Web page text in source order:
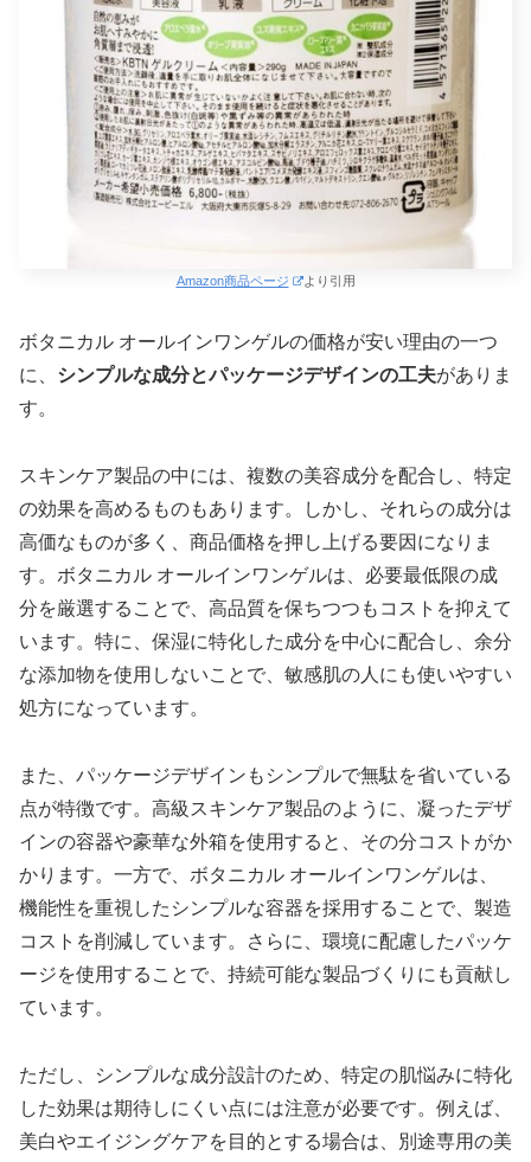
Amazon商品ページ より引用
ボタニカル オールインワンゲルの価格が安い理由の一つ
に、 シンプルな成分とパッケージデザインの工夫がありま
す。
スキンケア製品の中には、複数の美容成分を配合し、特定
の効果を高めるものもあります。しかし、それらの成分は
高価なものが多く、商品価格を押し上げる要因になりま
す。ボタニカル オールインワンゲルは、必要最低限の成
分を厳選することで、高品質を保ちつつもコストを抑えて
います。特に、保湿に特化した成分を中心に配合し、余分
な添加物を使用しないことで、敏感肌の人にも使いやすい
処方になっています。
また、パッケージデザインもシンプルで無駄を省いている
点が特徴です。高級スキンケア製品のように、凝ったデザ
インの容器や豪華な外箱を使用すると、その分コストがか
かります。一方で、ボタニカル オールインワンゲルは、
機能性を重視したシンプルな容器を採用することで、製造
コストを削減しています。さらに、環境に配慮したパッケ
ージを使用することで、持続可能な製品づくりにも貢献し
ています。
ただし、シンプルな成分設計のため、特定の肌悩みに特化
した効果は期待しにくい点には注意が必要です。例えば、
美白やエイジングケアを目的とする場合は、別途専用の美